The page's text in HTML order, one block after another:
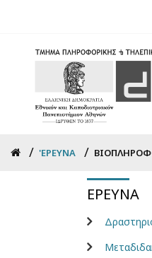
content
Breadcrumb
'ΕΡΕΥΝΑ
ΈΡΕΥΝΑ